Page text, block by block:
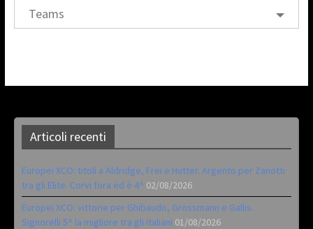
Teams
Articoli recenti
Europei XCO: titoli a Aldridge, Frei e Hutter. Argento per Zanotti
tra gli Elite. Corvi fora ed è 4^ 02/08/2026
Europei XCO: vittorie per Ghibaudo, Grossmann e Gallis.
Signorelli 5^ la migliore tra gli italiani 01/08/2026